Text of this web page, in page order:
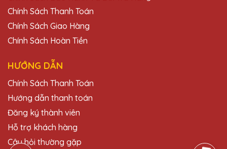
Tôi rất hài lòng với những chiếc cúp pha lê
rất đẹp và đẳng cấp!
Trần Văn Minh
Dịch vụ của Quà Tặng Pha Lê QTG rất tốt,
từ khâu tư vấn đến giao hàng đều rất
Chính Sách Thanh Toán
Chính Sách Giao Hàng
Chính Sách Hoàn Tiền
HƯỚNG DẪN
Chính Sách Thanh Toán
Hướng dẫn thanh toán
Đăng ký thành viên
Hỗ trợ khách hàng
Câu hỏi thường gặp